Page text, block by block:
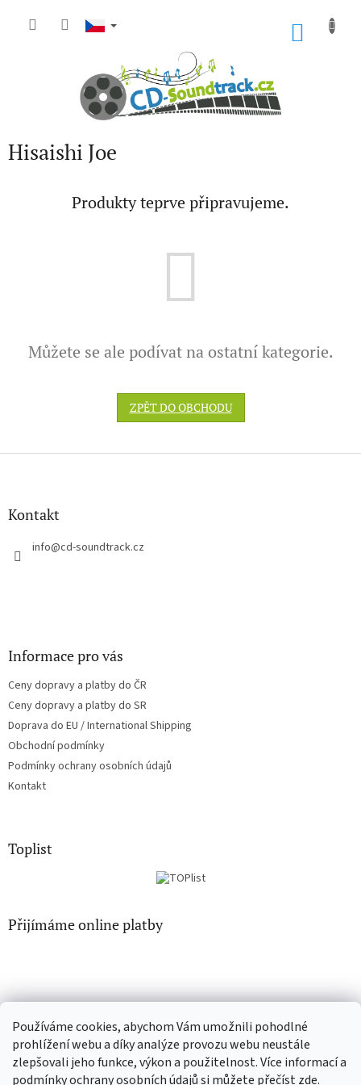
Používáme cookies, abychom Vám umožnili pohodlné
prohlížení webu a díky analýze provozu webu neustále
zlepšovali jeho funkce, výkon a použitelnost. Více informací a
podmínky ochrany osobních údajů si můžete přečístzde.
Hisaishi Joe
Produkty teprve připravujeme.
Můžete se ale podívat na ostatní kategorie.
ZPĚT DO OBCHODU
Z
Kontakt
info@cd-soundtrack.cz
Informace pro vás
Ceny dopravy a platby do ČR
Ceny dopravy a platby do SR
Doprava do EU / International Shipping
Obchodní podmínky
Podmínky ochrany osobních údajů
Kontakt
Toplist
Přijímáme online platby
CD-hudba.cz EN-filmy.cz